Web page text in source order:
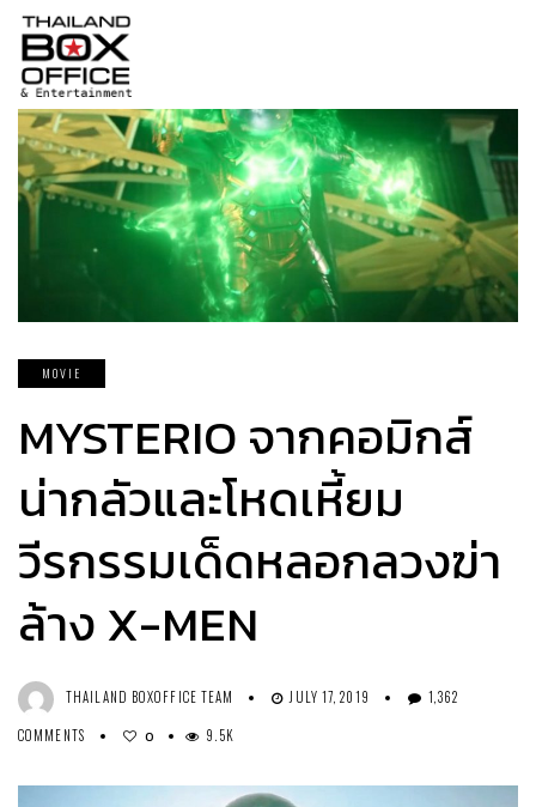
MOVIE
MYSTERIO จากคอมิกส์
น่ากลัวและโหดเหี้ยม
วีรกรรมเด็ดหลอกลวงฆ่า
ล้าง X-MEN
THAILAND BOXOFFICE TEAM JULY 17, 2019
1,362
COMMENTS
0 9.5K